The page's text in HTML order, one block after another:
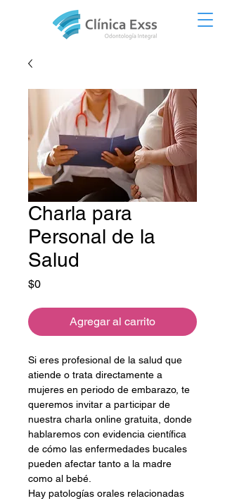
Charla para
Personal de la
Salud
$0Precio
Agregar al carrito
Si eres profesional de la salud que
atiende o trata directamente a
mujeres en periodo de embarazo, te
queremos invitar a participar de
nuestra charla online gratuita, donde
hablaremos con evidencia científica
de cómo las enfermedades bucales
pueden afectar tanto a la madre
como al bebé.
Hay patologías orales relacionadas